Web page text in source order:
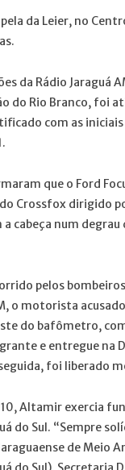
da Leier, no
da Rádio Jaraguá
do Rio Branco, foi
com as iniciais
que o Ford
Crossfox dirigido
cabeça num
pelos
o motorista
do bafômetro,
e entregue na
foi liberado
Altamir exercia
do Sul. “Sempre
de Meio